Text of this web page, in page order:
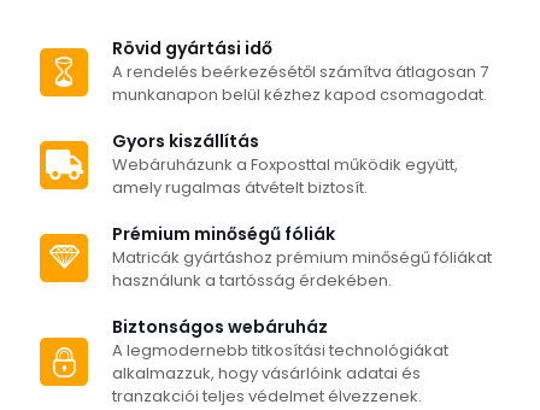
Rövid gyártási idő
A rendelés beérkezésétől számítva átlagosan 7
munkanapon belül kézhez kapod csomagodat.
Gyors kiszállítás
Webáruházunk a Foxposttal működik együtt,
amely rugalmas átvételt biztosít.
Prémium minőségű fóliák
Matricák gyártáshoz prémium minőségű fóliákat
használunk a tartósság érdekében.
Biztonságos webáruház
A legmodernebb titkosítási technológiákat
alkalmazzuk, hogy vásárlóink adatai és
tranzakciói teljes védelmet élvezzenek.